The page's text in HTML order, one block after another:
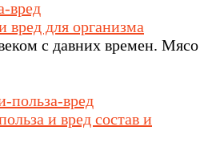
вред для организма
с давних времен. Мясо
и вред состав и